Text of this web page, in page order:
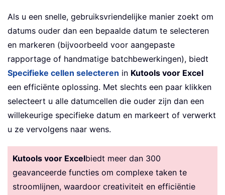
Als u een snelle, gebruiksvriendelijke manier zoekt om
datums ouder dan een bepaalde datum te selecteren
en markeren (bijvoorbeeld voor aangepaste
rapportage of handmatige batchbewerkingen), biedt
Specifieke cellen selecteren in Kutools voor Excel
een efficiënte oplossing. Met slechts een paar klikken
selecteert u alle datumcellen die ouder zijn dan een
willekeurige specifieke datum en markeert of verwerkt
u ze vervolgens naar wens.
Kutools voor Excelbiedt meer dan 300
geavanceerde functies om complexe taken te
stroomlijnen, waardoor creativiteit en efficiëntie